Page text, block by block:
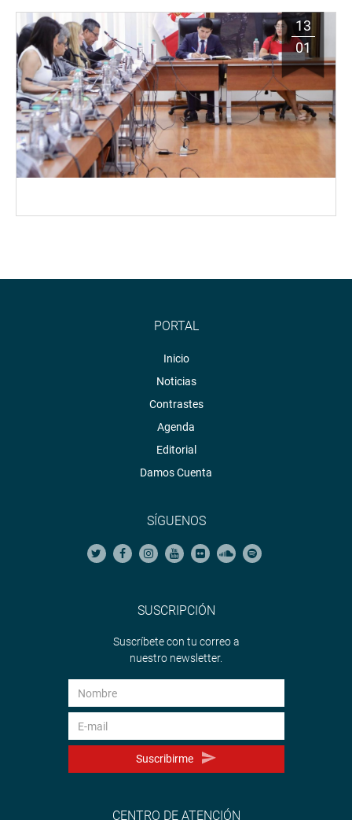
13
01
PORTAL
Inicio
Noticias
Contrastes
Agenda
Editorial
Damos Cuenta
SÍGUENOS
SUSCRIPCIÓN
Suscríbete con tu correo a
nuestro newsletter.
Suscribirme
CENTRO DE ATENCIÓN